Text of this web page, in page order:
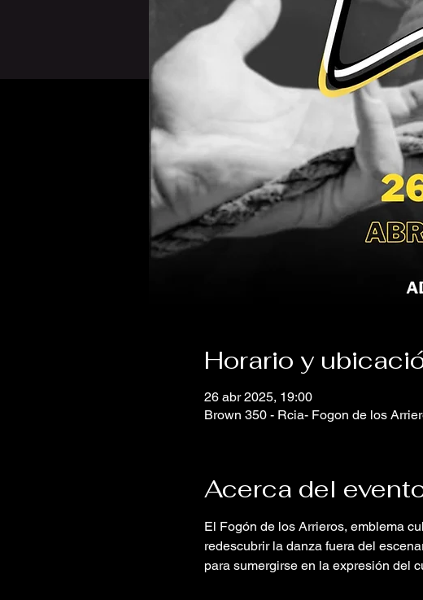
Horario y
26 abr 2025, 19:00
Brown 350 - Rcia- Fogon de los
Acerca del
El Fogón de los Arrieros, emblema
redescubrir la danza fuera del
para sumergirse en la expresión del